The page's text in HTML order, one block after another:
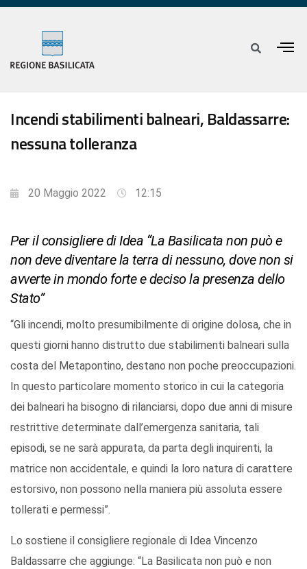
Incendi stabilimenti balneari, Baldassarre:
nessuna tolleranza
20 Maggio 2022 12:15
Per il consigliere di Idea “La Basilicata non può e
non deve diventare la terra di nessuno, dove non si
avverte in mondo forte e deciso la presenza dello
Stato”
“Gli incendi, molto presumibilmente di origine dolosa, che in
questi giorni hanno distrutto due stabilimenti balneari sulla
costa del Metapontino, destano non poche preoccupazioni.
In questo particolare momento storico in cui la categoria
dei balneari ha bisogno di rilanciarsi, dopo due anni di misure
restrittive determinate dall’emergenza sanitaria, tali
episodi, se ne sarà appurata, da parta degli inquirenti, la
matrice non accidentale, e quindi la loro natura di carattere
estorsivo, non possono nella maniera più assoluta essere
tollerati e permessi”.
Lo sostiene il consigliere regionale di Idea Vincenzo
Baldassarre che aggiunge: “La Basilicata non può e non